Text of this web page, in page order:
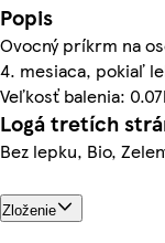
Popis
Ovocný príkrm na
4. mesiaca, pokiaľ
Veľkosť balenia:
Logá tretích
Bez lepku, Bio,
Zloženie